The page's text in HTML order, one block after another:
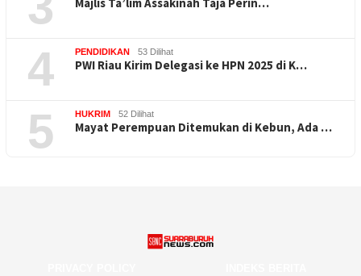
4 PENDIDIKAN 53 Dilihat
PWI Riau Kirim Delegasi ke HPN 2025 di K…
5 HUKRIM 52 Dilihat
Mayat Perempuan Ditemukan di Kebun, Ada …